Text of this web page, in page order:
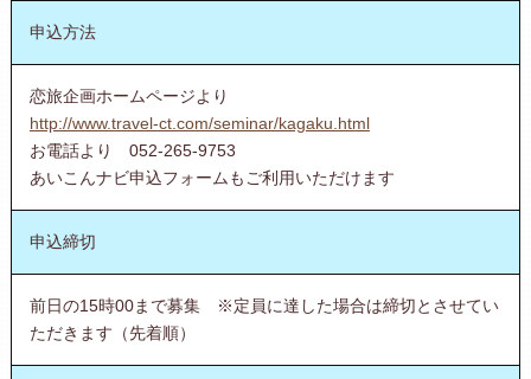
申込方法
恋旅企画ホームページより
http://www.travel-ct.com/seminar/kagaku.html
お電話より 052-265-9753
あいこんナビ申込フォームもご利用いただけます
申込締切
前日の15時00まで募集 ※定員に達した場合は締切とさせてい
ただきます（先着順）